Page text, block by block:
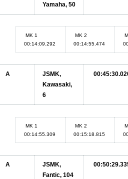
Yamaha, 50
MK 1
00:14:09.292
MK 2
00:14:55.474
A
JSMK,
Kawasaki,
6
MK 1
00:14:55.309
MK 2
00:15:18.815
A
JSMK,
Fantic, 104